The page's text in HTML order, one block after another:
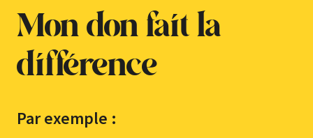
Mon don fait la
différence
Par exemple :